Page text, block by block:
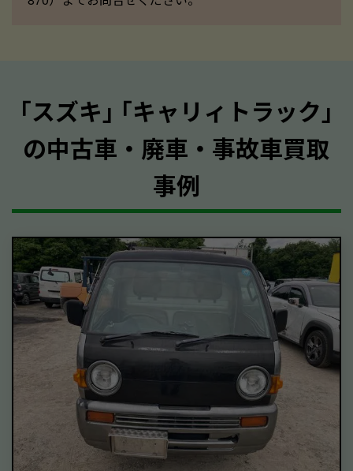
｢スズキ｣ ｢キャリィトラック｣
の中古車・廃車・事故車買取
事例